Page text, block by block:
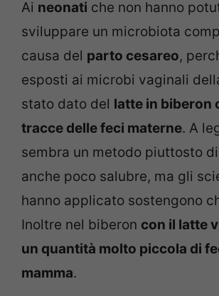
Ai neonati che non hanno
sviluppare un microbiota
causa del parto cesareo,
esposti ai microbi vaginali
stato dato del latte in biberon
tracce delle feci materne. A
sembra un metodo piuttosto
anche poco salubre, ma gli
hanno applicato sostengono
Inoltre nel biberon con il latte
un quantità molto piccola di
mamma.